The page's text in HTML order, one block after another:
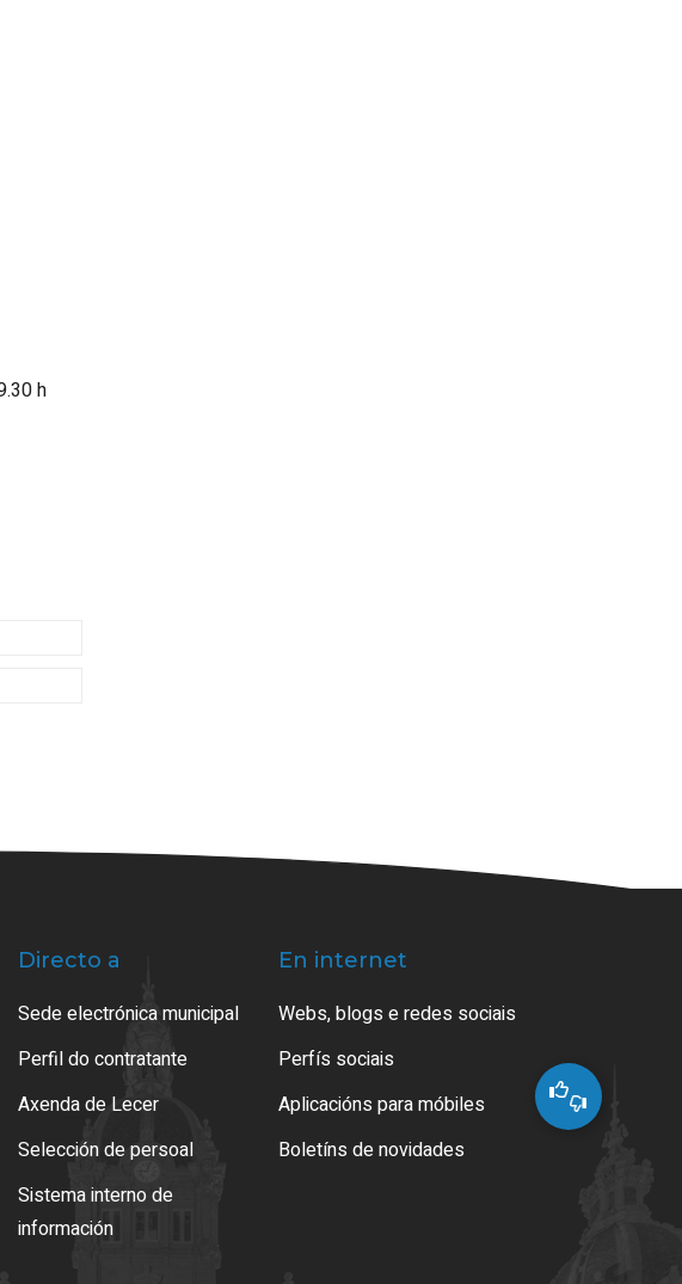
h
Directo a
Sede electrónica municipal
Perfil do contratante
Axenda de Lecer
Selección de persoal
Sistema interno de
información
En internet
Webs, blogs e redes sociais
Perfís sociais
Aplicacións para móbiles
Boletíns de novidades